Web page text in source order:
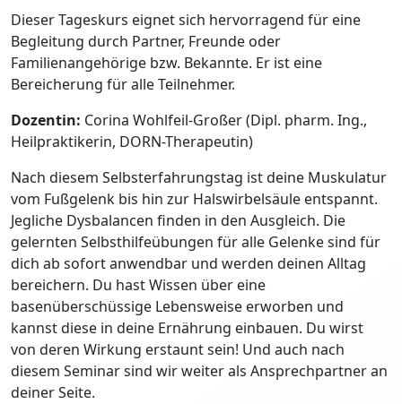
Dieser Tageskurs eignet sich hervorragend für eine
Begleitung durch Partner, Freunde oder
Familienangehörige bzw. Bekannte. Er ist eine
Bereicherung für alle Teilnehmer.
Dozentin: Corina Wohlfeil-Großer (Dipl. pharm. Ing.,
Heilpraktikerin, DORN-Therapeutin)
Nach diesem Selbsterfahrungstag ist deine Muskulatur
vom Fußgelenk bis hin zur Halswirbelsäule entspannt.
Jegliche Dysbalancen finden in den Ausgleich. Die
gelernten Selbsthilfeübungen für alle Gelenke sind für
dich ab sofort anwendbar und werden deinen Alltag
bereichern. Du hast Wissen über eine
basenüberschüssige Lebensweise erworben und
kannst diese in deine Ernährung einbauen. Du wirst
von deren Wirkung erstaunt sein! Und auch nach
diesem Seminar sind wir weiter als Ansprechpartner an
deiner Seite.